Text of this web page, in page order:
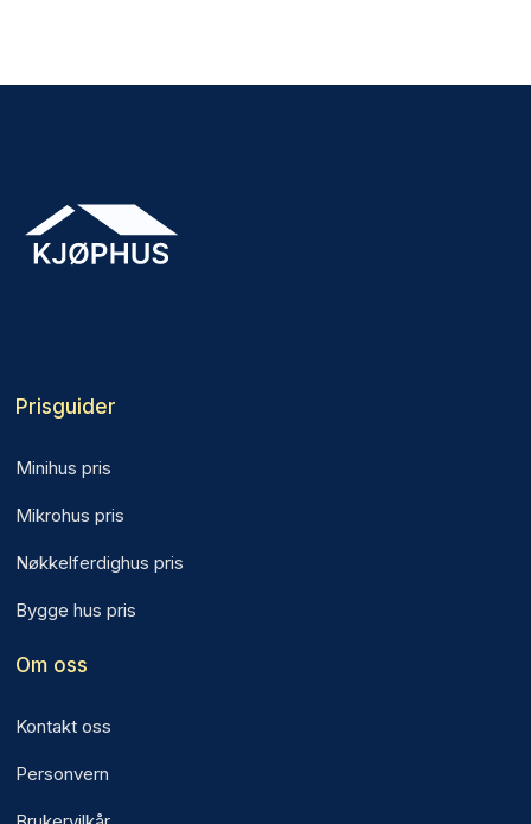
Prisguider
Minihus pris
Mikrohus pris
Nøkkelferdighus pris
Bygge hus pris
Om oss
Kontakt oss
Personvern